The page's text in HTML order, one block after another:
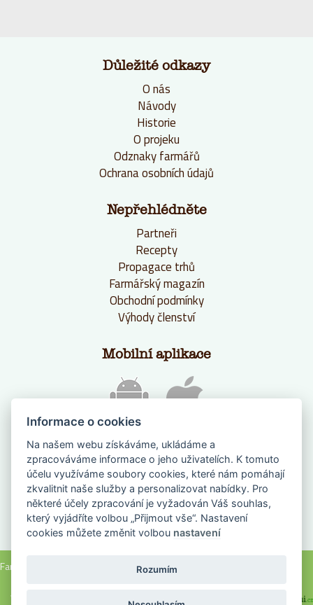
Důležité odkazy
O nás
Návody
Historie
O projeku
Odznaky farmářů
Ochrana osobních údajů
Nepřehlédněte
Partneři
Recepty
Propagace trhů
Farmářský magazín
Obchodní podmínky
Výhody členství
Mobilní aplikace
NAPIŠTE NÁM
Farmanadlani.cz 2018, všechna práva vyhrazena |
Webové stránky na míru vyrobilo FOXMATE
Informace o cookies
Na našem webu získáváme, ukládáme a
zpracováváme informace o jeho uživatelích. K tomuto
účelu využíváme soubory cookies, které nám pomáhají
zkvalitnit naše služby a personalizovat nabídky. Pro
některé účely zpracování je vyžadován Váš souhlas,
který vyjádříte volbou „Přijmout vše“. Nastavení
cookies můžete změnit volbou nastavení
Rozumím